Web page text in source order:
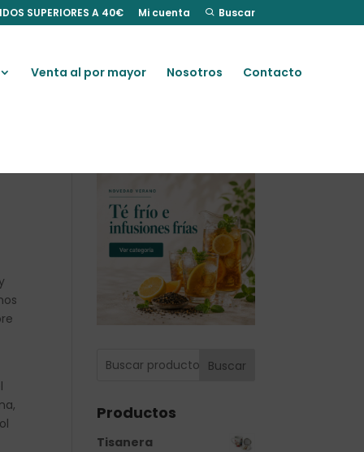
SUPERIORES A 40€ Mi cuenta Buscar
Venta al por mayor Nosotros Contacto
Buscar
Productos
Tisanera